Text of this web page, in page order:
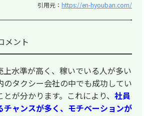
引用元： https://en-hyouban.com/
メント
上水準が高く、稼いでいる人が多い
のタクシー会社の中でも成功してい
が分かります。これにより、 社員
チャンスが多く、モチベーションが